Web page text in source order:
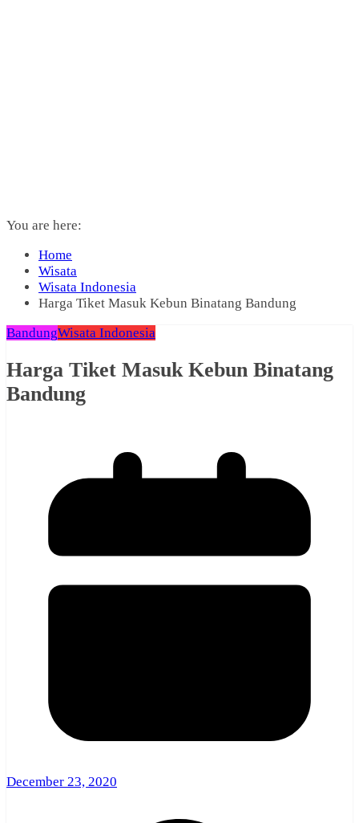
You are here:
Home
Wisata
Wisata Indonesia
Harga Tiket Masuk Kebun Binatang Bandung
BandungWisata Indonesia
Harga Tiket Masuk Kebun Binatang
Bandung
December 23, 2020